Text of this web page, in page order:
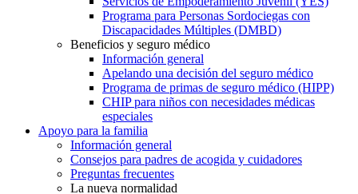
Programa para Personas Sordociegas con
Discapacidades Múltiples (DMBD)
Beneficios y seguro médico
Información general
Apelando una decisión del seguro médico
Programa de primas de seguro médico (HIPP)
CHIP para niños con necesidades médicas
especiales
Apoyo para la familia
Información general
Consejos para padres de acogida y cuidadores
Preguntas frecuentes
La nueva normalidad